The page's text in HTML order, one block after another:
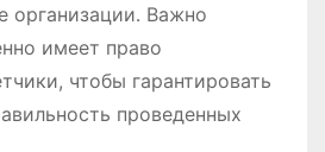
организации․ Важно
имеет право
чтобы гарантировать
проведенных